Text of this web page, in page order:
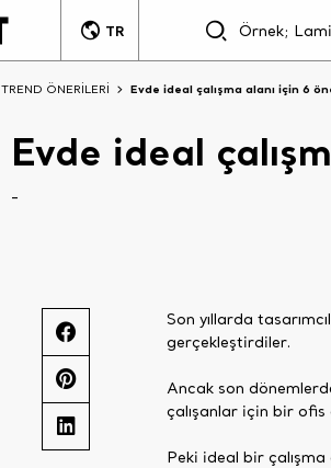
TR
TREND ÖNERİLERİ Evde ideal çalışma alanı için 6
Evde ideal
-
Son yıllarda
gerçekleştirdiler.
Ancak son
çalışanlar için bir
Peki ideal bir